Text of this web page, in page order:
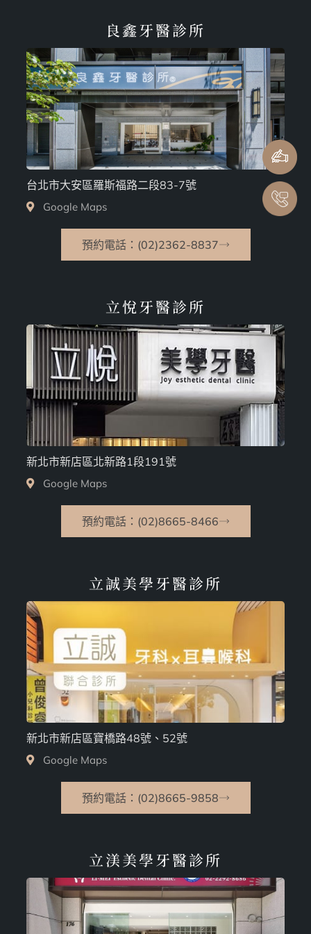
良鑫牙醫診所
台北市大安區羅斯福路二段83-7號
Google Maps
預約電話：(02)2362-8837
立悅牙醫診所
新北市新店區北新路1段191號
Google Maps
預約電話：(02)8665-8466
立誠美學牙醫診所
新北市新店區寶橋路48號、52號
Google Maps
預約電話：(02)8665-9858
立渼美學牙醫診所